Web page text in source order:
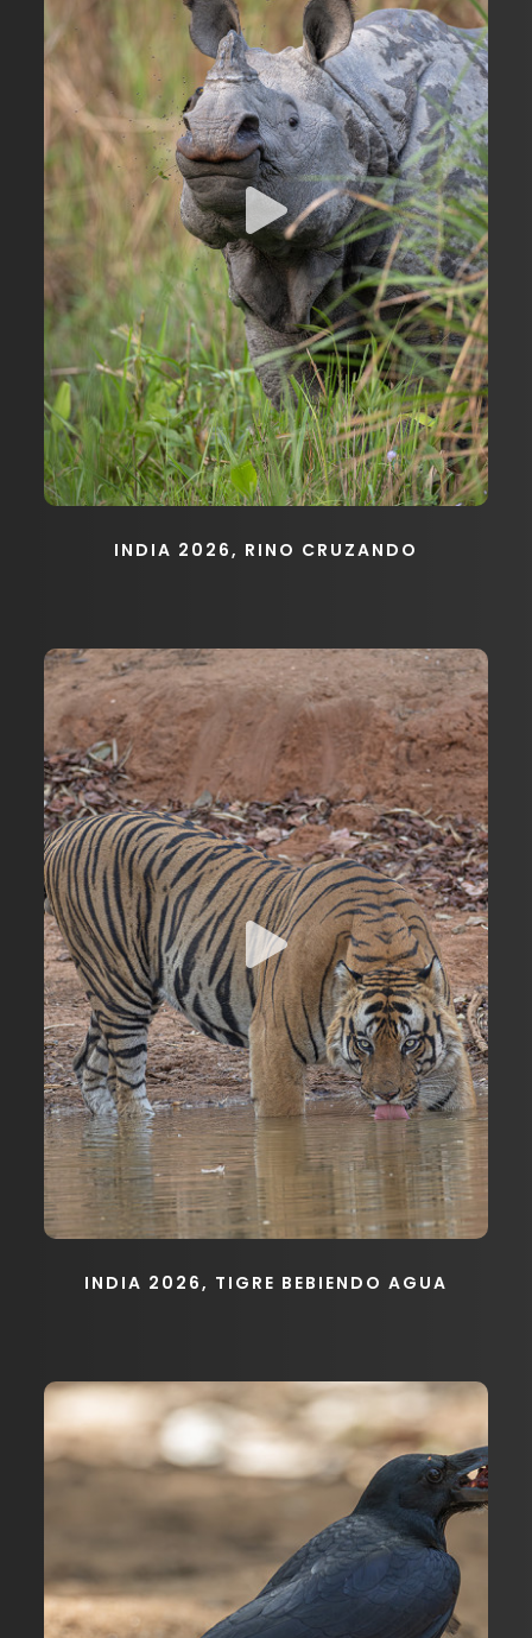
INDIA 2026, RINO CRUZANDO
INDIA 2026, TIGRE BEBIENDO AGUA